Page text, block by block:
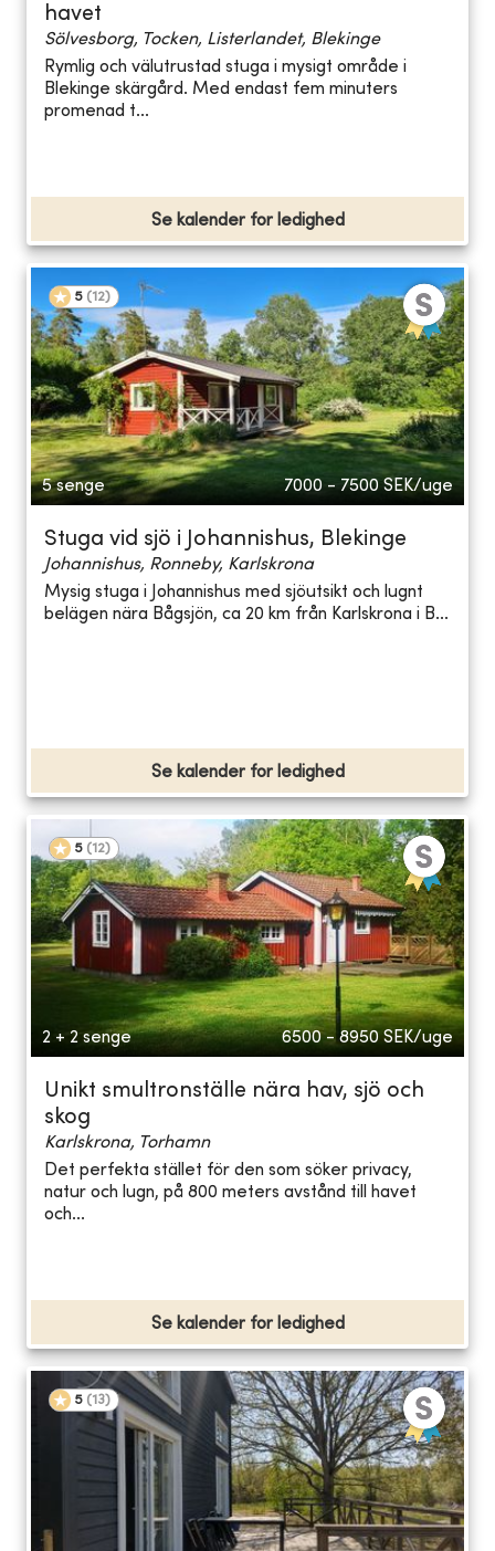
havet
Sölvesborg, Tocken, Listerlandet, Blekinge
Rymlig och välutrustad stuga i mysigt område i
Blekinge skärgård. Med endast fem minuters
promenad t...
Se kalender for ledighed
5 (12)
5 senge 7000 - 7500 SEK/uge
Stuga vid sjö i Johannishus, Blekinge
Johannishus, Ronneby, Karlskrona
Mysig stuga i Johannishus med sjöutsikt och lugnt
belägen nära Bågsjön, ca 20 km från Karlskrona i B...
Se kalender for ledighed
5 (12)
2 + 2 senge 6500 - 8950 SEK/uge
Unikt smultronställe nära hav, sjö och
skog
Karlskrona, Torhamn
Det perfekta stället för den som söker privacy,
natur och lugn, på 800 meters avstånd till havet
och...
Se kalender for ledighed
5 (13)